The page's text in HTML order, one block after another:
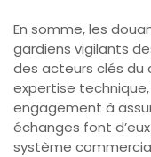
En somme, les
gardiens vigilants
des acteurs clés du
expertise
engagement à
échanges font
système